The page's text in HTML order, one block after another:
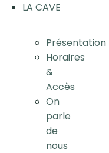
LA CAVE
Présentation
Horaires
&
Accès
On
parle
de
nous